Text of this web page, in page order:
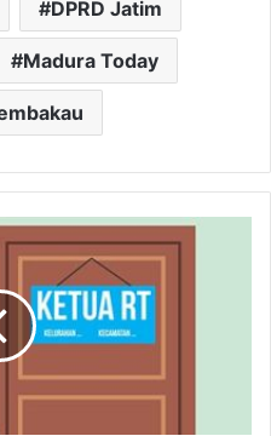
DPRD Jatim
Madura Today